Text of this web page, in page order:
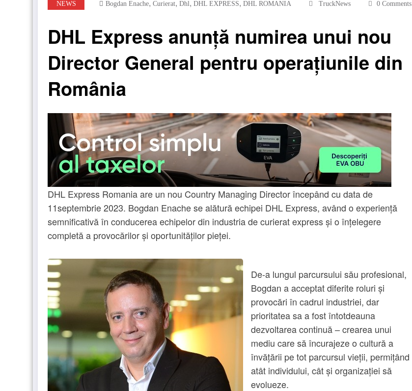
NEWS Bogdan Enache, Curierat, Dhl, DHL EXPRESS, DHL ROMANIA TruckNews 0 Comments
DHL Express anunță numirea unui nou
Director General pentru operațiunile din
România
DHL Express Romania are un nou Country Managing Director începând cu data de
11septembrie 2023. Bogdan Enache se alătură echipei DHL Express, având o experiență
semnificativă în conducerea echipelor din industria de curierat express și o înțelegere
completă a provocărilor și oportunităților pieței.
De-a lungul parcursului său profesional,
Bogdan a acceptat diferite roluri și
provocări în cadrul industriei, dar
prioritatea sa a fost întotdeauna
dezvoltarea continuă – crearea unui
mediu care să încurajeze o cultură a
învățării pe tot parcursul vieții, permițând
atât individului, cât și organizației să
evolueze.